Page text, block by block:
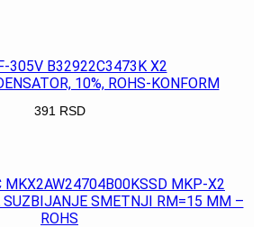
305V B32922C3473K X2
10%, ROHS-KONFORM
391 RSD
MKX2AW24704B00KSSD MKP-X2
SUZBIJANJE SMETNJI RM=15 MM –
ROHS